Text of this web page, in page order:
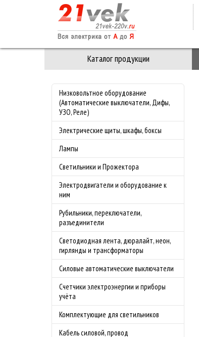
Каталог продукции
Низковольтное оборудование
(Автоматические выключатели, Дифы,
УЗО, Реле)
Электрические щиты, шкафы, боксы
Лампы
Светильники и Прожектора
Электродвигатели и оборудование к
ним
Рубильники, переключатели,
разъединители
Светодиодная лента, дюралайт, неон,
гирлянды и трансформаторы
Силовые автоматические выключатели
Счетчики электроэнергии и приборы
учёта
Комплектующие для светильников
Кабель силовой, провод